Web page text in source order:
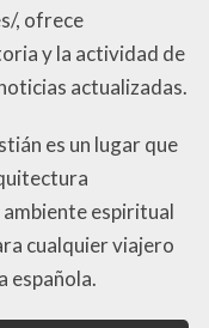
, ofrece
y la actividad de
actualizadas.
es un lugar que
espiritual
cualquier viajero
española.